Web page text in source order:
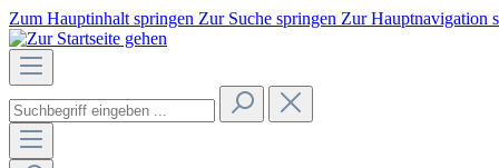
Zum Hauptinhalt springen Zur Suche springen Zur Hauptnavigation